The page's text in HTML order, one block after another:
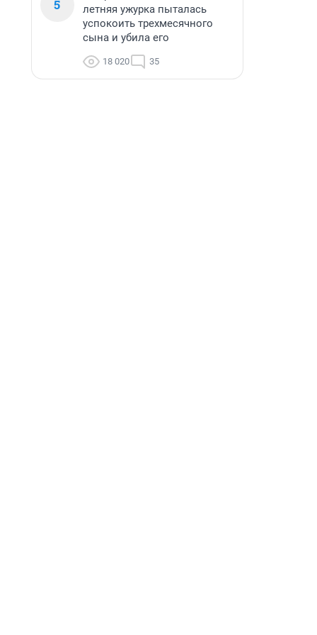
5
летняя ужурка пыталась
успокоить трехмесячного
сына и убила его
18 020 35